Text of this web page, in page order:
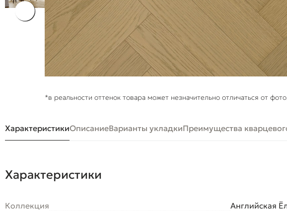
*в реальности оттенок товара может незначительно отличаться от
ХарактеристикиОписаниеВарианты укладкиПреимущества
Характеристики
Коллекция
Английская